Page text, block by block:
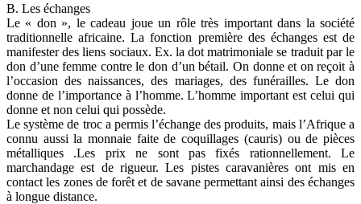
B. Les échanges
Le « don », le cadeau joue un rôle très important dans la société
traditionnelle africaine. La fonction première des échanges est de
manifester des liens sociaux. Ex. la dot matrimoniale se traduit par le
don d’une femme contre le don d’un bétail. On donne et on reçoit à
l’occasion des naissances, des mariages, des funérailles. Le don
donne de l’importance à l’homme. L’homme important est celui qui
donne et non celui qui possède.
Le système de troc a permis l’échange des produits, mais l’Afrique a
connu aussi la monnaie faite de coquillages (cauris) ou de pièces
métalliques .Les prix ne sont pas fixés rationnellement. Le
marchandage est de rigueur. Les pistes caravanières ont mis en
contact les zones de forêt et de savane permettant ainsi des échanges
à longue distance.